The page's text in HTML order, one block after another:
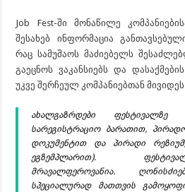
Job Fest-ში მონაწილე
შესახებ ინფორმაცია
რაც სამუშაოს მაძიებელს
გაეცნოს ვაკანსიებს და
უკვე შერჩეულ კომპანიებთან
ახალგაზრდები ფესტივალზე
სარეგისტრაციო ბარათით,
დოკუმენტით და პირადი
ეგზემპლარით).
მრავალფეროვანია.
სპეციალურად მათთვის